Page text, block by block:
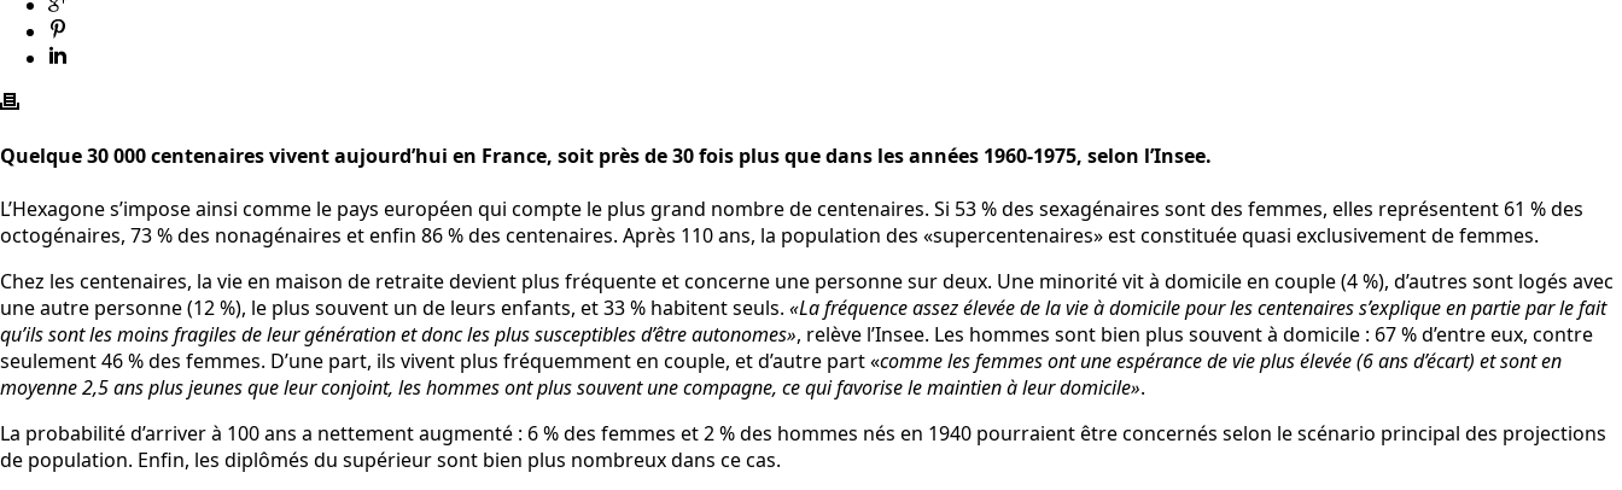
Quelque 30 000 centenaires vivent aujourd’hui en France, soit près de 30 fois plus que dans les années 1960-1975, selon l’Insee.
L’Hexagone s’impose ainsi comme le pays européen qui compte le plus grand nombre de centenaires. Si 53 % des sexagénaires sont des femmes, elles représentent 61 % des
octogénaires, 73 % des nonagénaires et enfin 86 % des centenaires. Après 110 ans, la population des «supercentenaires» est constituée quasi exclusivement de femmes.
Chez les centenaires, la vie en maison de retraite devient plus fréquente et concerne une personne sur deux. Une minorité vit à domicile en couple (4 %), d’autres sont logés avec
une autre personne (12 %), le plus souvent un de leurs enfants, et 33 % habitent seuls. «La fréquence assez élevée de la vie à domicile pour les centenaires s’explique en partie par le fait
qu’ils sont les moins fragiles de leur génération et donc les plus susceptibles d’être autonomes», relève l’Insee. Les hommes sont bien plus souvent à domicile : 67 % d’entre eux, contre
seulement 46 % des femmes. D’une part, ils vivent plus fréquemment en couple, et d’autre part «comme les femmes ont une espérance de vie plus élevée (6 ans d’écart) et sont en
moyenne 2,5 ans plus jeunes que leur conjoint, les hommes ont plus souvent une compagne, ce qui favorise le maintien à leur domicile».
La probabilité d’arriver à 100 ans a nettement augmenté : 6 % des femmes et 2 % des hommes nés en 1940 pourraient être concernés selon le scénario principal des projections
de population. Enfin, les diplômés du supérieur sont bien plus nombreux dans ce cas.